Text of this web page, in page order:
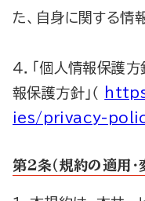
た、自身に関する情
４．「個人情報保護
報保護方針」（
ies/privacy-
第２条（規約の適用･